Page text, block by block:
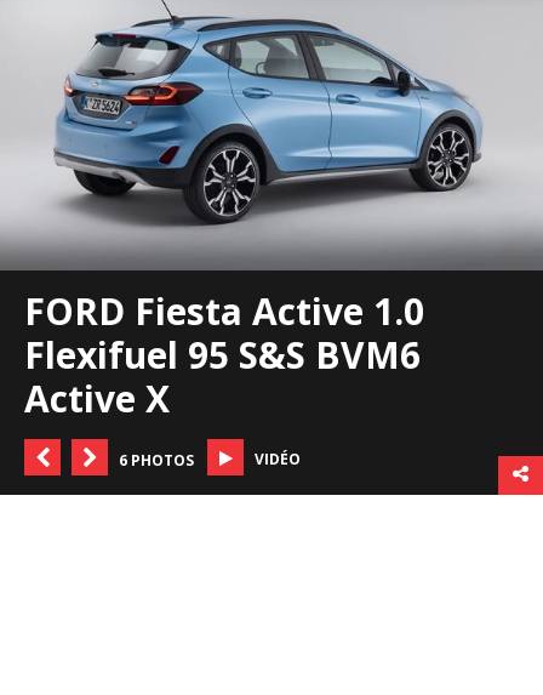
FORD Fiesta Active 1.0
Flexifuel 95 S&S BVM6
Active X
6 PHOTOS VIDÉO